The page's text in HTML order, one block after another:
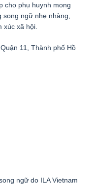
cho phụ huynh mong
ngữ nhẹ nhàng,
xúc xã hội.
11, Thành phố Hồ
ngữ do ILA Vietnam